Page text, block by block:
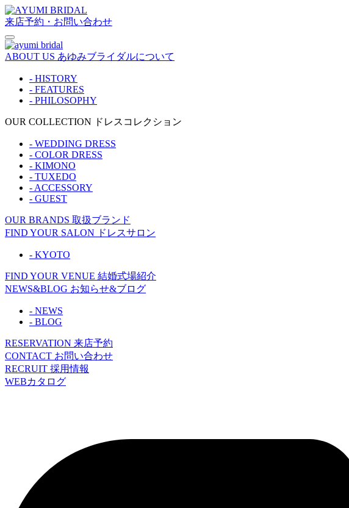
来店予約・お問い合わせ
ABOUT US あゆみブライダルについて
- HISTORY
- FEATURES
- PHILOSOPHY
OUR COLLECTION ドレスコレクション
- WEDDING DRESS
- COLOR DRESS
- KIMONO
- TUXEDO
- ACCESSORY
- GUEST
OUR BRANDS 取扱ブランド
FIND YOUR SALON ドレスサロン
- KYOTO
FIND YOUR VENUE 結婚式場紹介
NEWS&BLOG お知らせ&ブログ
- NEWS
- BLOG
RESERVATION 来店予約
CONTACT お問い合わせ
RECRUIT 採用情報
WEBカタログ